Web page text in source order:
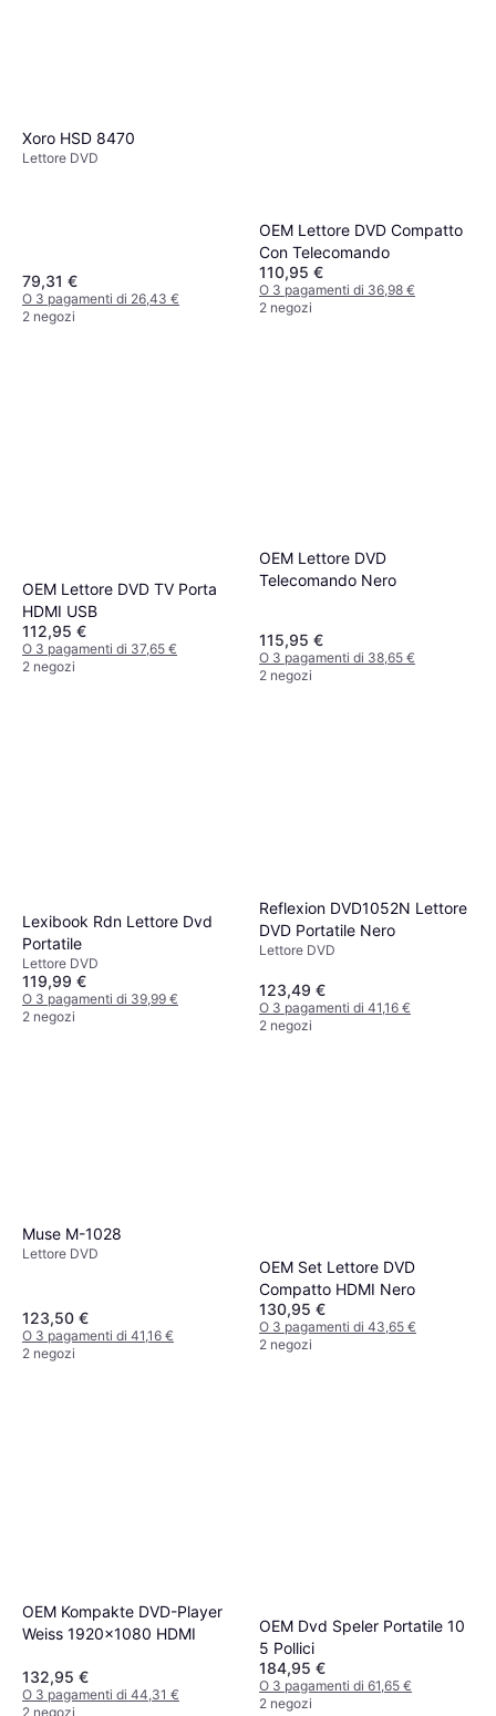
Xoro HSD 8470
Lettore DVD
79,31 €
O 3 pagamenti di 26,43 €
2 negozi
OEM Lettore DVD Compatto
Con Telecomando
110,95 €
O 3 pagamenti di 36,98 €
2 negozi
OEM Lettore DVD TV Porta
HDMI USB
112,95 €
O 3 pagamenti di 37,65 €
2 negozi
OEM Lettore DVD
Telecomando Nero
115,95 €
O 3 pagamenti di 38,65 €
2 negozi
Lexibook Rdn Lettore Dvd
Portatile
Lettore DVD
119,99 €
O 3 pagamenti di 39,99 €
2 negozi
Reflexion DVD1052N Lettore
DVD Portatile Nero
Lettore DVD
123,49 €
O 3 pagamenti di 41,16 €
2 negozi
Muse M-1028
Lettore DVD
123,50 €
O 3 pagamenti di 41,16 €
2 negozi
OEM Set Lettore DVD
Compatto HDMI Nero
130,95 €
O 3 pagamenti di 43,65 €
2 negozi
OEM Kompakte DVD-Player
Weiss 1920x1080 HDMI
132,95 €
O 3 pagamenti di 44,31 €
2 negozi
OEM Dvd Speler Portatile 10
5 Pollici
184,95 €
O 3 pagamenti di 61,65 €
2 negozi